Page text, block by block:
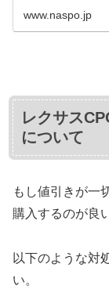
www.naspo.jp
レクサス
について
もし値引きが一
購入するのが良
以下のような対
い。